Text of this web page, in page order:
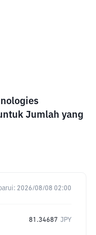
Jumlah yang
2026/08/08 02:00
81.34687 JPY